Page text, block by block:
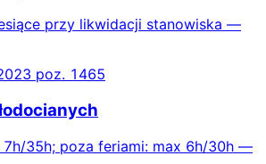
przy likwidacji stanowiska —
poz. 1465
7h/35h; poza feriami: max 6h/30h —